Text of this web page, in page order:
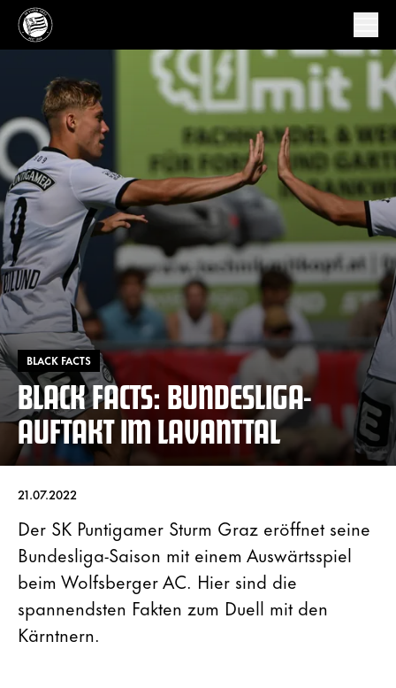
BLACK FACTS
BLACK FACTS: BUNDESLIGA-
AUFTAKT IM LAVANTTAL
21.07.2022
Der SK Puntigamer Sturm Graz eröffnet seine
Bundesliga-Saison mit einem Auswärtsspiel
beim Wolfsberger AC. Hier sind die
spannendsten Fakten zum Duell mit den
Kärntnern.